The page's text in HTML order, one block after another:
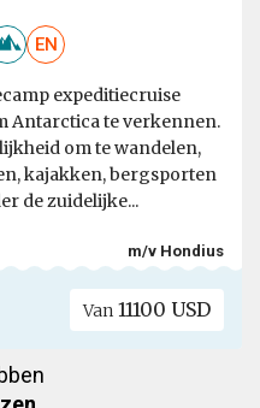
EN
expeditiecruise
Antarctica te verkennen.
om te wandelen,
kajakken, bergsporten
de zuidelijke...
m/v Hondius
Van 11100 USD